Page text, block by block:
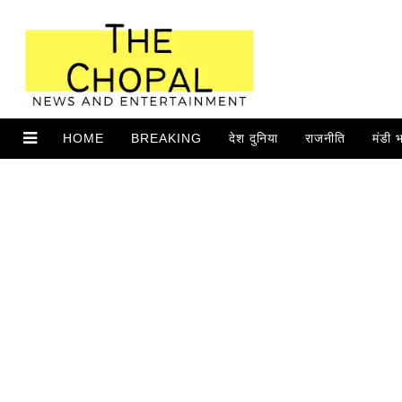
HOME BREAKING देश दुनिया राजनीति मंडी